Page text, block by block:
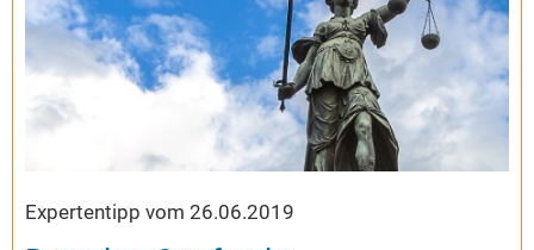
Expertentipp vom 26.06.2019